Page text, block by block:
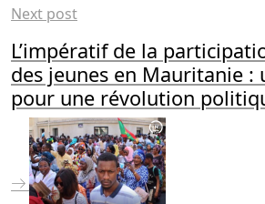
Next post
L’impératif de la
des jeunes en Mauritanie :
pour une révolution